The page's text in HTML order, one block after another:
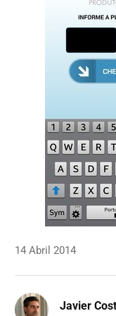
14 Abril 2014
Javier